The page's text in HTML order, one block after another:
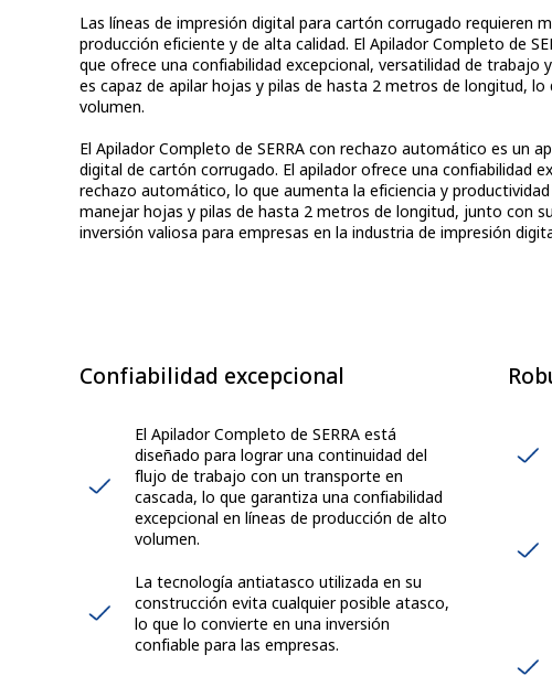
Las líneas de impresión digital para cartón corrugado requieren
producción eficiente y de alta calidad. El Apilador Completo de
que ofrece una confiabilidad excepcional, versatilidad de
es capaz de apilar hojas y pilas de hasta 2 metros de longitud,
volumen.
El Apilador Completo de SERRA con rechazo automático es un
digital de cartón corrugado. El apilador ofrece una confiabilidad
rechazo automático, lo que aumenta la eficiencia y
manejar hojas y pilas de hasta 2 metros de longitud, junto con
inversión valiosa para empresas en la industria de impresión
Confiabilidad excepcional
El Apilador Completo de SERRA está
diseñado para lograr una continuidad del
flujo de trabajo con un transporte en
cascada, lo que garantiza una confiabilidad
excepcional en líneas de producción de alto
volumen.
La tecnología antiatasco utilizada en su
construcción evita cualquier posible atasco,
lo que lo convierte en una inversión
confiable para las empresas.